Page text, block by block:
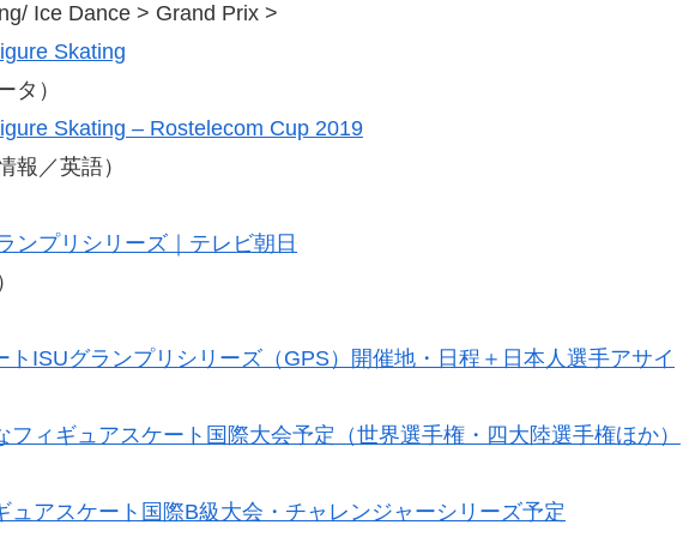
Ice Dance > Grand Prix >
Skating
タ）
Skating – Rostelecom Cup 2019
報／英語）
ンプリシリーズ｜テレビ朝日
トISUグランプリシリーズ（GPS）開催地・日程＋日本人選手アサイ
ィギュアスケート国際大会予定（世界選手権・四大陸選手権ほか）
ュアスケート国際B級大会・チャレンジャーシリーズ予定